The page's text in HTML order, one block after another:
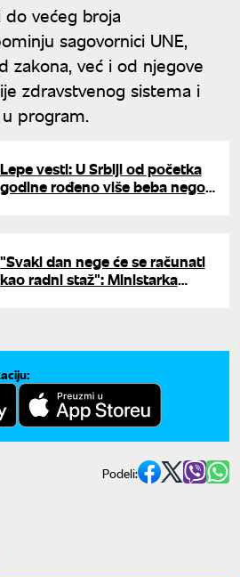
većeg broja
sagovornici UNE,
zakona, već i od njegove
zdravstvenog sistema i
program.
Lepe vesti: U Srbiji od početka
godine rođeno više beba nego
"Svaki dan nege će se računati
kao radni staž": Ministarka
Podeli: